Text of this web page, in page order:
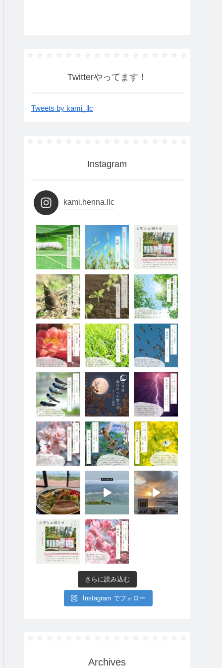
Twitterやってます！
Tweets by kami_llc
Instagram
kami.henna.llc
さらに読み込む
Instagram でフォロー
Archives